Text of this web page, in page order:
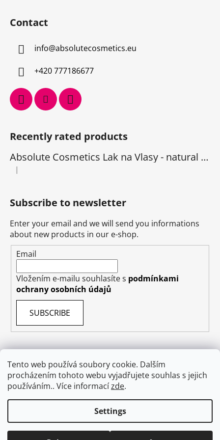
Tento web používá soubory cookie. Dalším
procházením tohoto webu vyjadřujete souhlas s jejich
používáním.. Více informacízde.
Settings
Contact
info@absolutecosmetics.eu
+420 777186677
Recently rated products
Absolute Cosmetics Lak na Vlasy - natural 1000 ml
The product rating is 5 out of 5 stars.
|
Subscribe to newsletter
Enter your email and we will send you informations
about new products in our e-shop.
Email
Vložením e-mailu souhlasíte s podmínkami
ochrany osobních údajů
SUBSCRIBE
Terms & Conditions Shipping & Delivery Contact
Private Data Protection GDPR
Withdraw from contract
Created by Shoptet